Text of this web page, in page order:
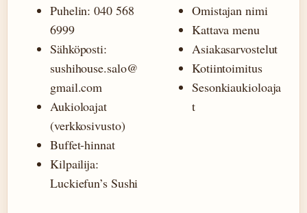
Puhelin: 040 568
6999
Sähköposti:
sushihouse.salo@
gmail.com
Aukioloajat
(verkkosivusto)
Buffet-hinnat
Kilpailija:
Luckiefun’s Sushi
Omistajan nimi
Kattava menu
Asiakasarvostelut
Kotiintoimitus
Sesonkiaukioloaja
t